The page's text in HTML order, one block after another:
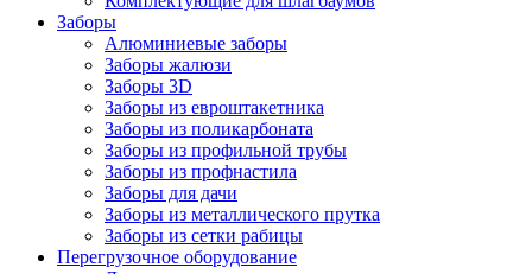
Заборы
Алюминиевые заборы
Заборы жалюзи
Заборы 3D
Заборы из евроштакетника
Заборы из поликарбоната
Заборы из профильной трубы
Заборы из профнастила
Заборы для дачи
Заборы из металлического прутка
Заборы из сетки рабицы
Перегрузочное оборудование